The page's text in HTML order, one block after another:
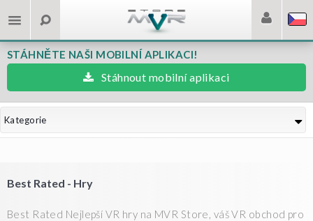
STÁHNĚTE NAŠI MOBILNÍ APLIKACI!
Stáhnout mobilní aplikaci
Kategorie
Best Rated - Hry
Best Rated Nejlepší VR hry na MVR Store, váš VR obchod pro